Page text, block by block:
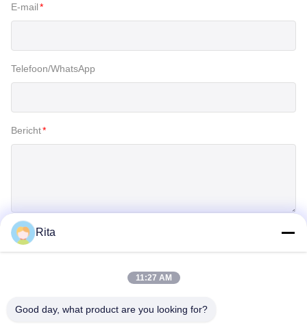
E-mail*
Telefoon/WhatsApp
Bericht*
Rita
11:27 AM
Good day, what product are you looking for?